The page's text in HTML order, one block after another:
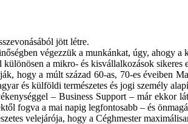
jött létre.
végezzük a munkánkat, úgy, ahogy
a mikro- és kisvállalkozások sikeres
hogy a múlt század 60-as, 70-es éveiben
és külföldi természetes és jogi személy
– Business Support – már ekkor
fogva a mai napig legfontosabb – és
velejárója, hogy a Céghmester